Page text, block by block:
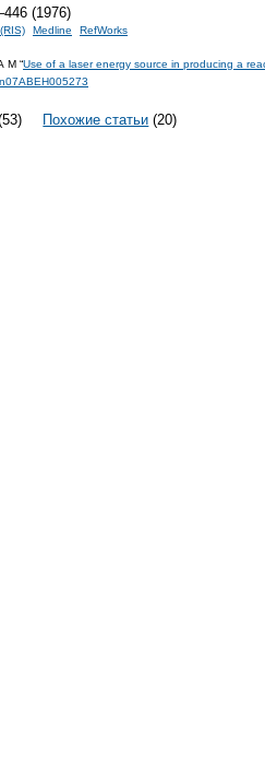
(1976)
Medline RefWorks
M “Use of a laser energy source in producing a
Похожие статьи (20)